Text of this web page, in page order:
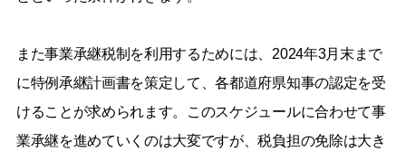
また事業承継税制を利用するためには、2024年3月末まで
に特例承継計画書を策定して、各都道府県知事の認定を受
けることが求められます。このスケジュールに合わせて事
業承継を進めていくのは大変ですが、税負担の免除は大き